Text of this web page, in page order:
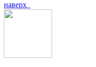
наверх